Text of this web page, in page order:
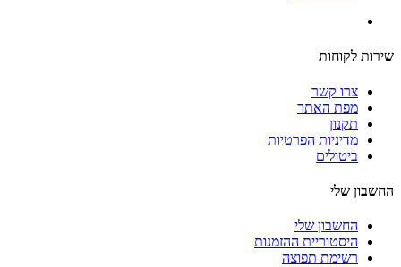
שירות לקוחות
צרו קשר
מפת האתר
תקנון
מדיניות הפרטיות
ביטולים
החשבון שלי
החשבון שלי
היסטוריית ההזמנות
רשימת תפוצה